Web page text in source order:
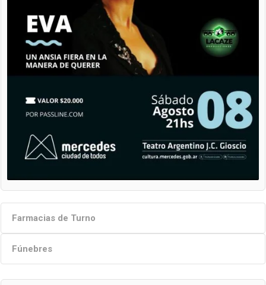
Farmacias de Turno
Fúnebres